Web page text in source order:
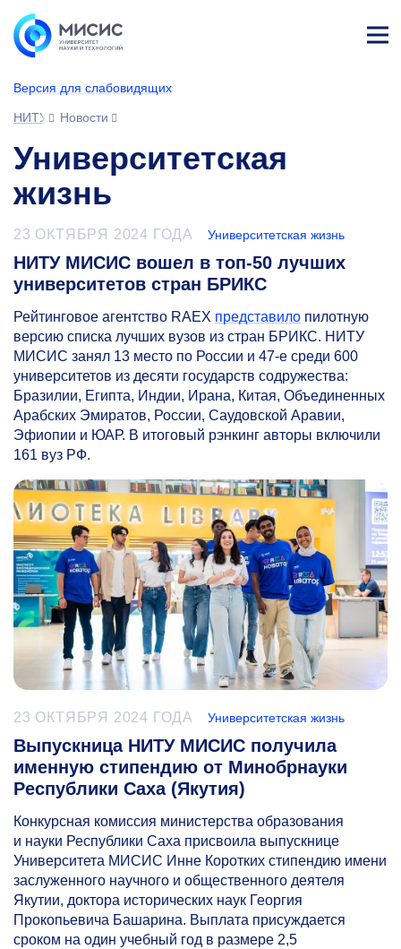
Версия для слабовидящих
НИТУ МИСИС
Новости
Университетская
жизнь
23 ОКТЯБРЯ 2024 ГОДА Университетская жизнь
НИТУ МИСИС вошел в топ-50 лучших
университетов стран БРИКС
Рейтинговое агентство RAEX представило пилотную
версию списка лучших вузов из стран БРИКС. НИТУ
МИСИС занял 13 место по России и 47-е среди 600
университетов из десяти государств содружества:
Бразилии, Египта, Индии, Ирана, Китая, Объединенных
Арабских Эмиратов, России, Саудовской Аравии,
Эфиопии и ЮАР. В итоговый рэнкинг авторы включили
161 вуз РФ.
23 ОКТЯБРЯ 2024 ГОДА Университетская жизнь
Выпускница НИТУ МИСИС получила
именную стипендию от Минобрнауки
Республики Саха (Якутия)
Конкурсная комиссия министерства образования
и науки Республики Саха присвоила выпускнице
Университета МИСИС Инне Коротких стипендию имени
заслуженного научного и общественного деятеля
Якутии, доктора исторических наук Георгия
Прокопьевича Башарина. Выплата присуждается
сроком на один учебный год в размере 2,5